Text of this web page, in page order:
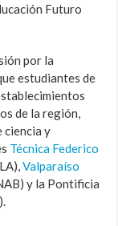
Futuro
por la
estudiantes de
de la región,
ciencia y
Técnica Federico
Valparaíso
y la Pontificia